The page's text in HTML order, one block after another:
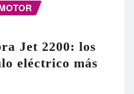
Jet 2200: los
eléctrico más